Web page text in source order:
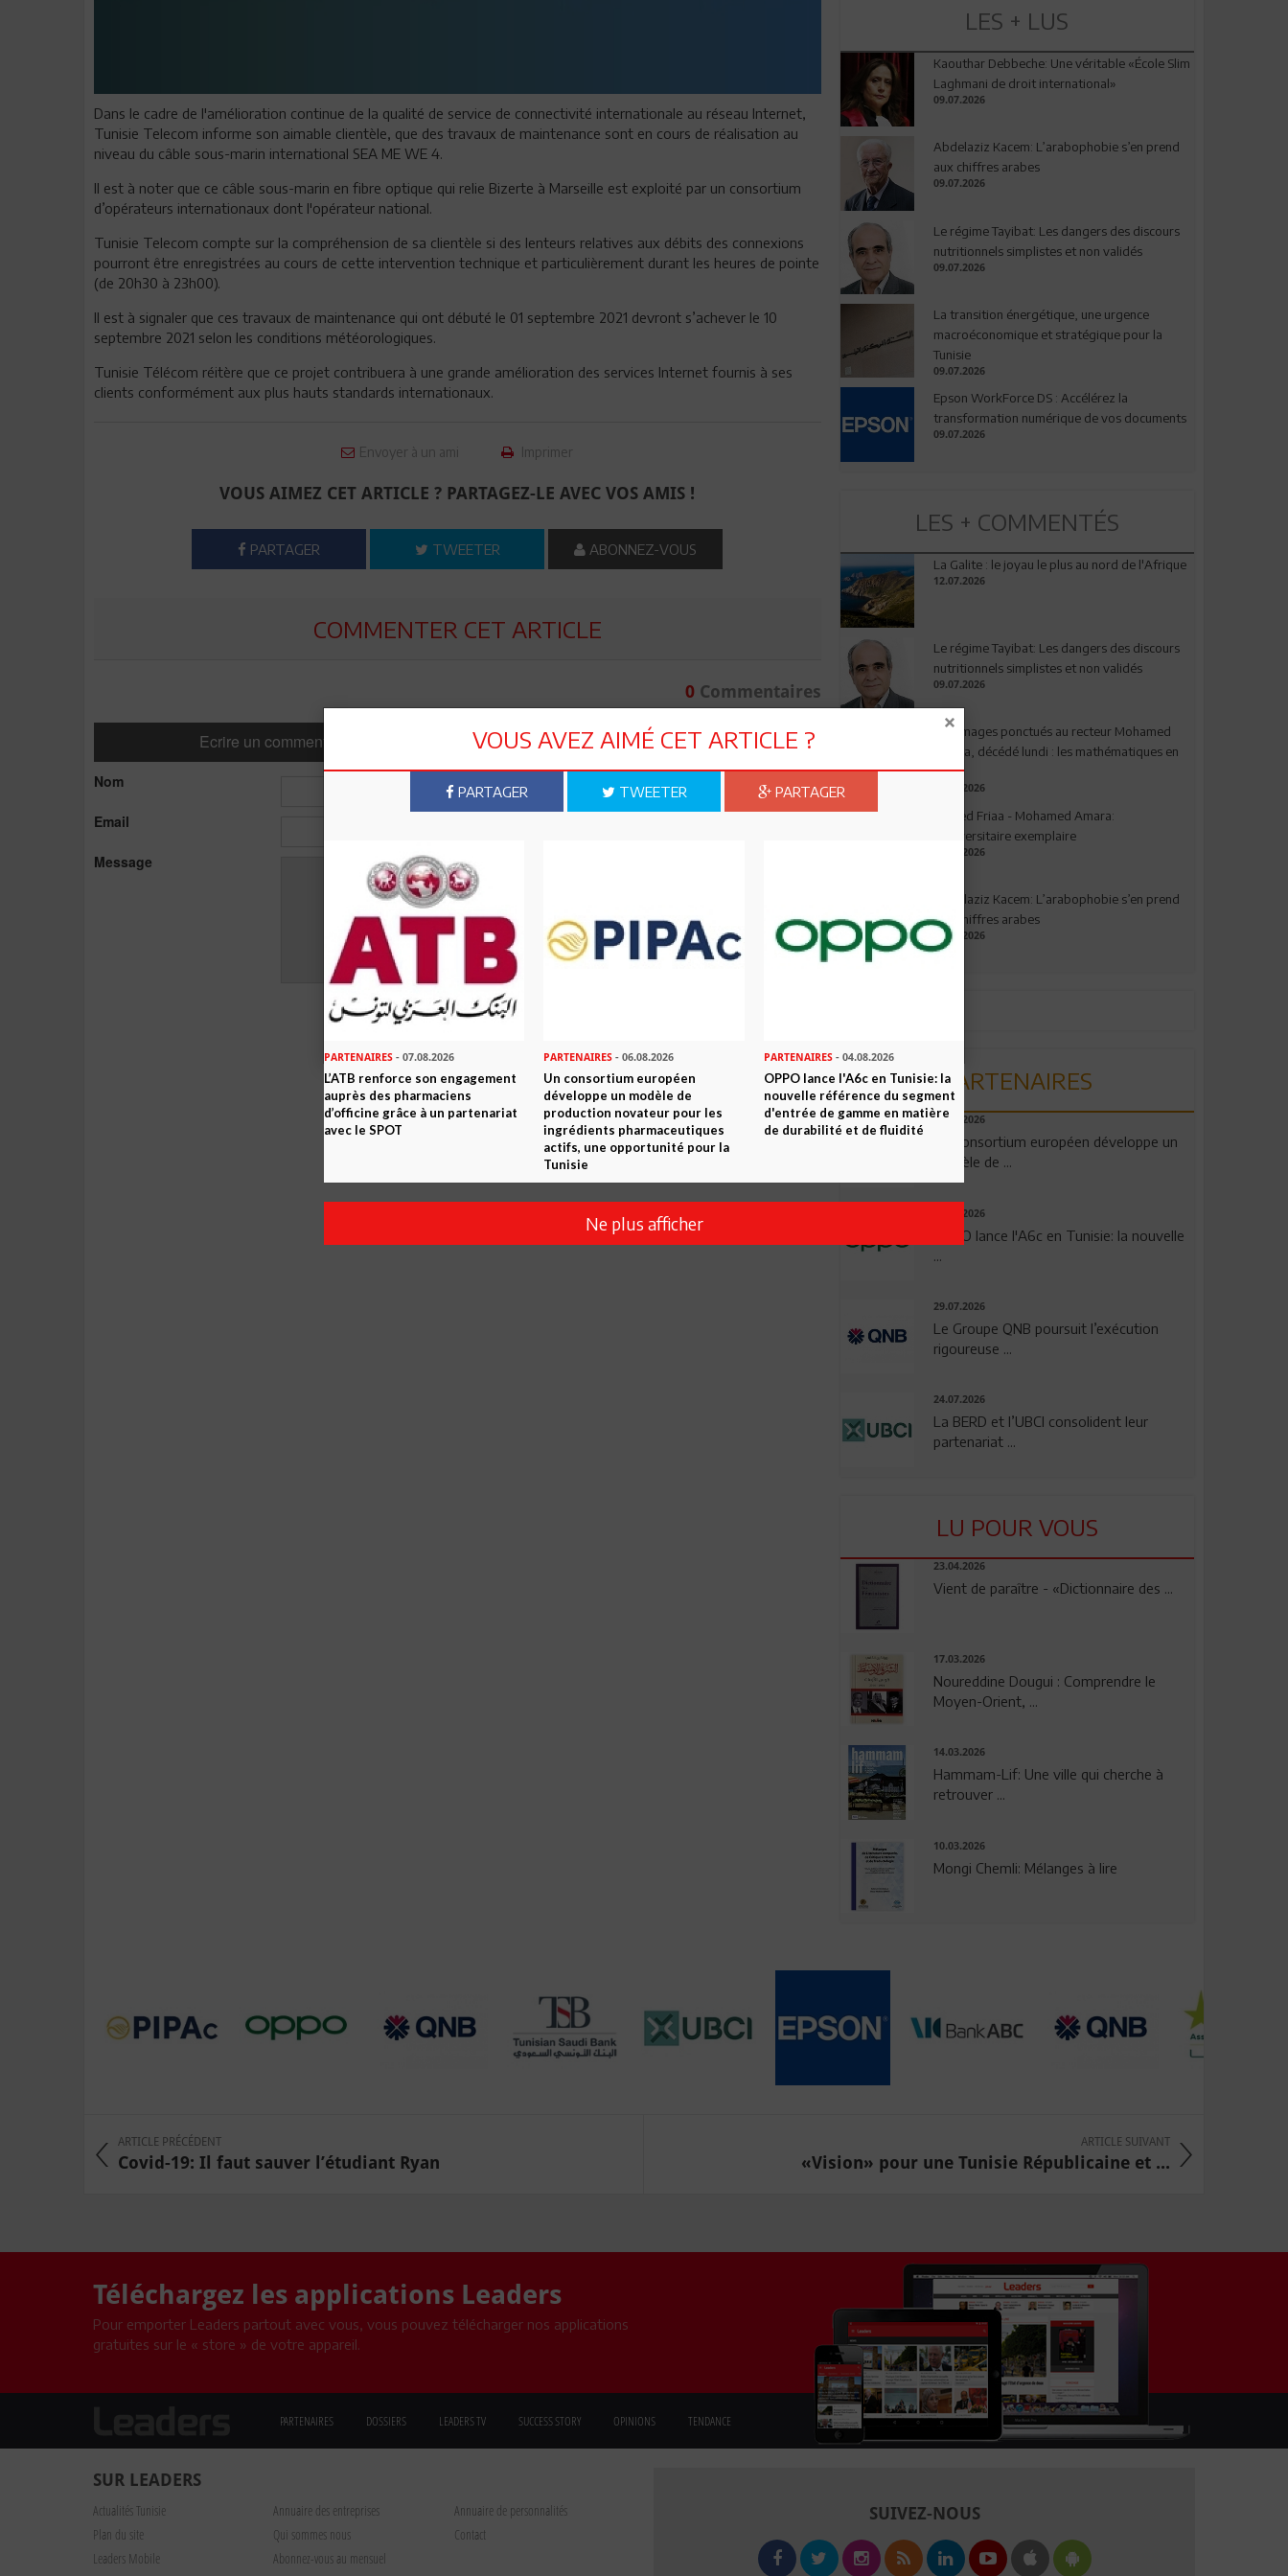
Dans le cadre de l'amélioration continue de la qualité de service de connectivité internationale au réseau Internet,
Tunisie Telecom informe son aimable clientèle, que des travaux de maintenance sont en cours de réalisation au
niveau du câble sous-marin international SEA ME WE 4.
Il est à noter que ce câble sous-marin en fibre optique qui relie Bizerte à Marseille est exploité par un consortium
d’opérateurs internationaux dont l'opérateur national.
Tunisie Telecom compte sur la compréhension de sa clientèle si des lenteurs relatives aux débits des connexions
pourront être enregistrées au cours de cette intervention technique et particulièrement durant les heures de pointe
(de 20h30 à 23h00).
Il est à signaler que ces travaux de maintenance qui ont débuté le 01 septembre 2021 devront s’achever le 10
septembre 2021 selon les conditions météorologiques.
Tunisie Télécom réitère que ce projet contribuera à une grande amélioration des services Internet fournis à ses
clients conformément aux plus hauts standards internationaux.
Envoyer à un ami Imprimer
VOUS AIMEZ CET ARTICLE ? PARTAGEZ-LE AVEC VOS AMIS !
PARTAGER TWEETER ABONNEZ-VOUS
COMMENTER CET ARTICLE
0Commentaires
Ecrire un commentaire Commenter
Nom
Email
Message
LES + LUS
Kaouthar Debbeche: Une véritable «École Slim
Laghmani de droit international»
09.07.2026
Abdelaziz Kacem: L’arabophobie s’en prend
aux chiffres arabes
09.07.2026
Le régime Tayibat: Les dangers des discours
nutritionnels simplistes et non validés
09.07.2026
La transition énergétique, une urgence
macroéconomique et stratégique pour la
Tunisie
09.07.2026
Epson WorkForce DS : Accélérez la
transformation numérique de vos documents
09.07.2026
LES + COMMENTÉS
La Galite : le joyau le plus au nord de l'Afrique
12.07.2026
Le régime Tayibat: Les dangers des discours
nutritionnels simplistes et non validés
09.07.2026
Hommages ponctués au recteur Mohamed
Amara, décédé lundi : les mathématiques en
deuil
03.08.2026
Ahmed Friaa - Mohamed Amara:
l’Universitaire exemplaire
04.08.2026
Abdelaziz Kacem: L’arabophobie s’en prend
aux chiffres arabes
09.07.2026
PARTENAIRES
06.08.2026
Un consortium européen développe un
modèle de ...
04.08.2026
OPPO lance l'A6c en Tunisie: la nouvelle
...
29.07.2026
Le Groupe QNB poursuit l’exécution
rigoureuse ...
24.07.2026
La BERD et l’UBCI consolident leur
partenariat ...
LU POUR VOUS
23.04.2026
Vient de paraître - «Dictionnaire des ...
17.03.2026
Noureddine Dougui : Comprendre le
Moyen-Orient, ...
14.03.2026
Hammam-Lif: Une ville qui cherche à
retrouver ...
10.03.2026
Mongi Chemli: Mélanges à lire
ARTICLE PRÉCÉDENT
Covid-19: Il faut sauver l’étudiant Ryan
ARTICLE SUIVANT
«Vision» pour une Tunisie Républicaine et ...
Téléchargez les applications Leaders
Pour emporter Leaders partout avec vous, vous pouvez télécharger nos applications
gratuites sur le « store » de votre appareil.
PARTENAIRES DOSSIERS LEADERS TV SUCCESS STORY OPINIONS TENDANCE
SUR LEADERS
Actualités Tunisie Annuaire des entreprises
Annuaire de personnalités
Plan du site
Qui sommes nous
Contact
Leaders Mobile
Abonnez-vous au mensuel
SUIVEZ-NOUS
VOUS AVEZ AIMÉ CET ARTICLE ?
PARTAGER TWEETER PARTAGER
PARTENAIRES - 07.08.2026
L’ATB renforce son engagement
auprès des pharmaciens
d’officine grâce à un partenariat
avec le SPOT
PARTENAIRES - 06.08.2026
Un consortium européen
développe un modèle de
production novateur pour les
ingrédients pharmaceutiques
actifs, une opportunité pour la
Tunisie
PARTENAIRES- 04.08.2026
OPPO lance l'A6c en Tunisie: la
nouvelle référence du segment
d'entrée de gamme en matière
de durabilité et de fluidité
Ne plus afficher